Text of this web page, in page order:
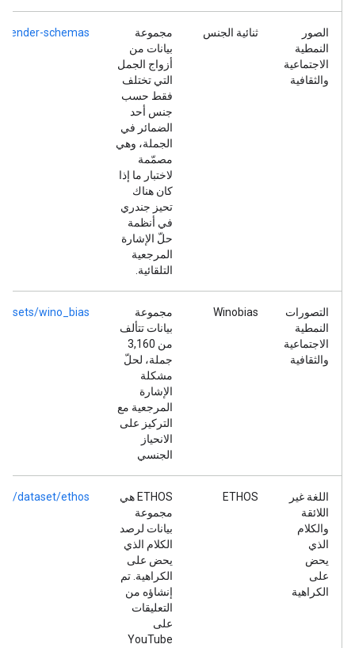
الصور
النمطية
الاجتماعية
والثقافية
ثنائية الجنس
مجموعة
بيانات من
أزواج الجمل
التي تختلف
فقط حسب
جنس أحد
الضمائر في
الجملة، وهي
مصمّمة
لاختبار ما إذا
كان هناك
تحيز جندري
في أنظمة
حلّ الإشارة
المرجعية
التلقائية.
schemas
التصورات
النمطية
الاجتماعية
والثقافية
Winobias
مجموعة
بيانات تتألف
من 3,160
جملة، لحلّ
مشكلة
الإشارة
المرجعية مع
التركيز على
الانحياز
الجنسي
wino_bias
اللغة غير
اللائقة
والكلام
الذي
يحض
على
الكراهية
ETHOS
ETHOS هي
مجموعة
بيانات لرصد
الكلام الذي
يحض على
الكراهية. تم
إنشاؤه من
التعليقات
على
YouTube
dataset/ethos